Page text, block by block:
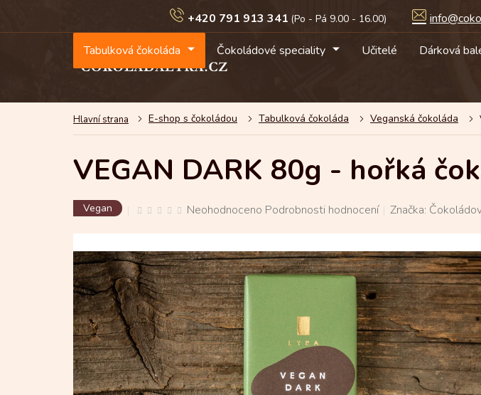
obsah
+420 791 913 341
Tabulková čokoláda Čokoládové speciality Učitelé Dárková
E-shop s čokoládou Tabulková čokoláda Veganská čokoláda
VEGAN DARK 80g - hořká
Vegan Průměrné
hodnocení
je
z
5
hvězdiček.
Neohodnoceno Podrobnosti hodnocení Značka: